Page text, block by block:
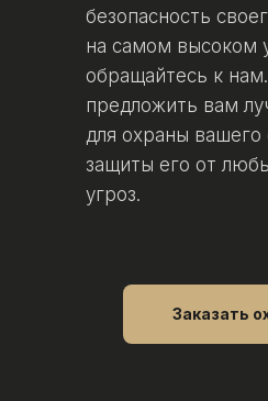
безопасность
на самом высоком
обращайтесь к
предложить вам
для охраны вашего
защиты его от
угроз.
Заказать